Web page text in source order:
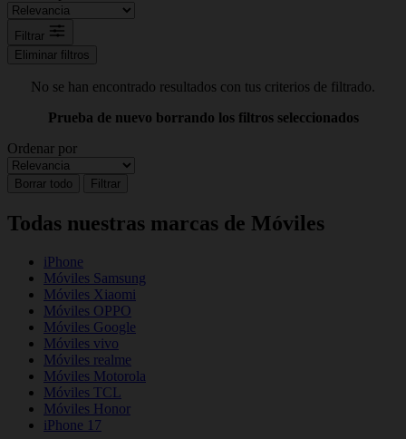
Filtrar
Eliminar filtros
No se han encontrado resultados con tus criterios de filtrado.
Prueba de nuevo borrando los filtros seleccionados
Ordenar por
Borrar todo Filtrar
Todas nuestras marcas de Móviles
iPhone
Móviles Samsung
Móviles Xiaomi
Móviles OPPO
Móviles Google
Móviles vivo
Móviles realme
Móviles Motorola
Móviles TCL
Móviles Honor
iPhone 17